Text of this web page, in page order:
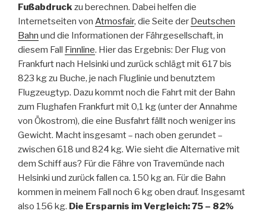
Fußabdruckzu berechnen. Dabei helfen die
Internetseiten von Atmosfair, die Seite der Deutschen
Bahn und die Informationen der Fährgesellschaft, in
diesem Fall Finnline. Hier das Ergebnis: Der Flug von
Frankfurt nach Helsinki und zurück schlägt mit 617 bis
823 kg zu Buche, je nach Fluglinie und benutztem
Flugzeugtyp. Dazu kommt noch die Fahrt mit der Bahn
zum Flughafen Frankfurt mit 0,1 kg (unter der Annahme
von Ökostrom), die eine Busfahrt fällt noch weniger ins
Gewicht. Macht insgesamt – nach oben gerundet –
zwischen 618 und 824 kg. Wie sieht die Alternative mit
dem Schiff aus? Für die Fähre von Travemünde nach
Helsinki und zurück fallen ca. 150 kg an. Für die Bahn
kommen in meinem Fall noch 6 kg oben drauf. Insgesamt
also 156 kg. Die Ersparnis im Vergleich: 75 – 82%